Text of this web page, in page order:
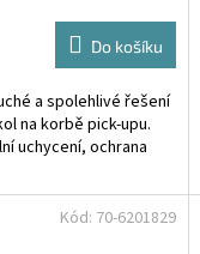
Do košíku
a spolehlivé řešení
na korbě pick-upu.
uchycení, ochrana
Kód: 70-6201829